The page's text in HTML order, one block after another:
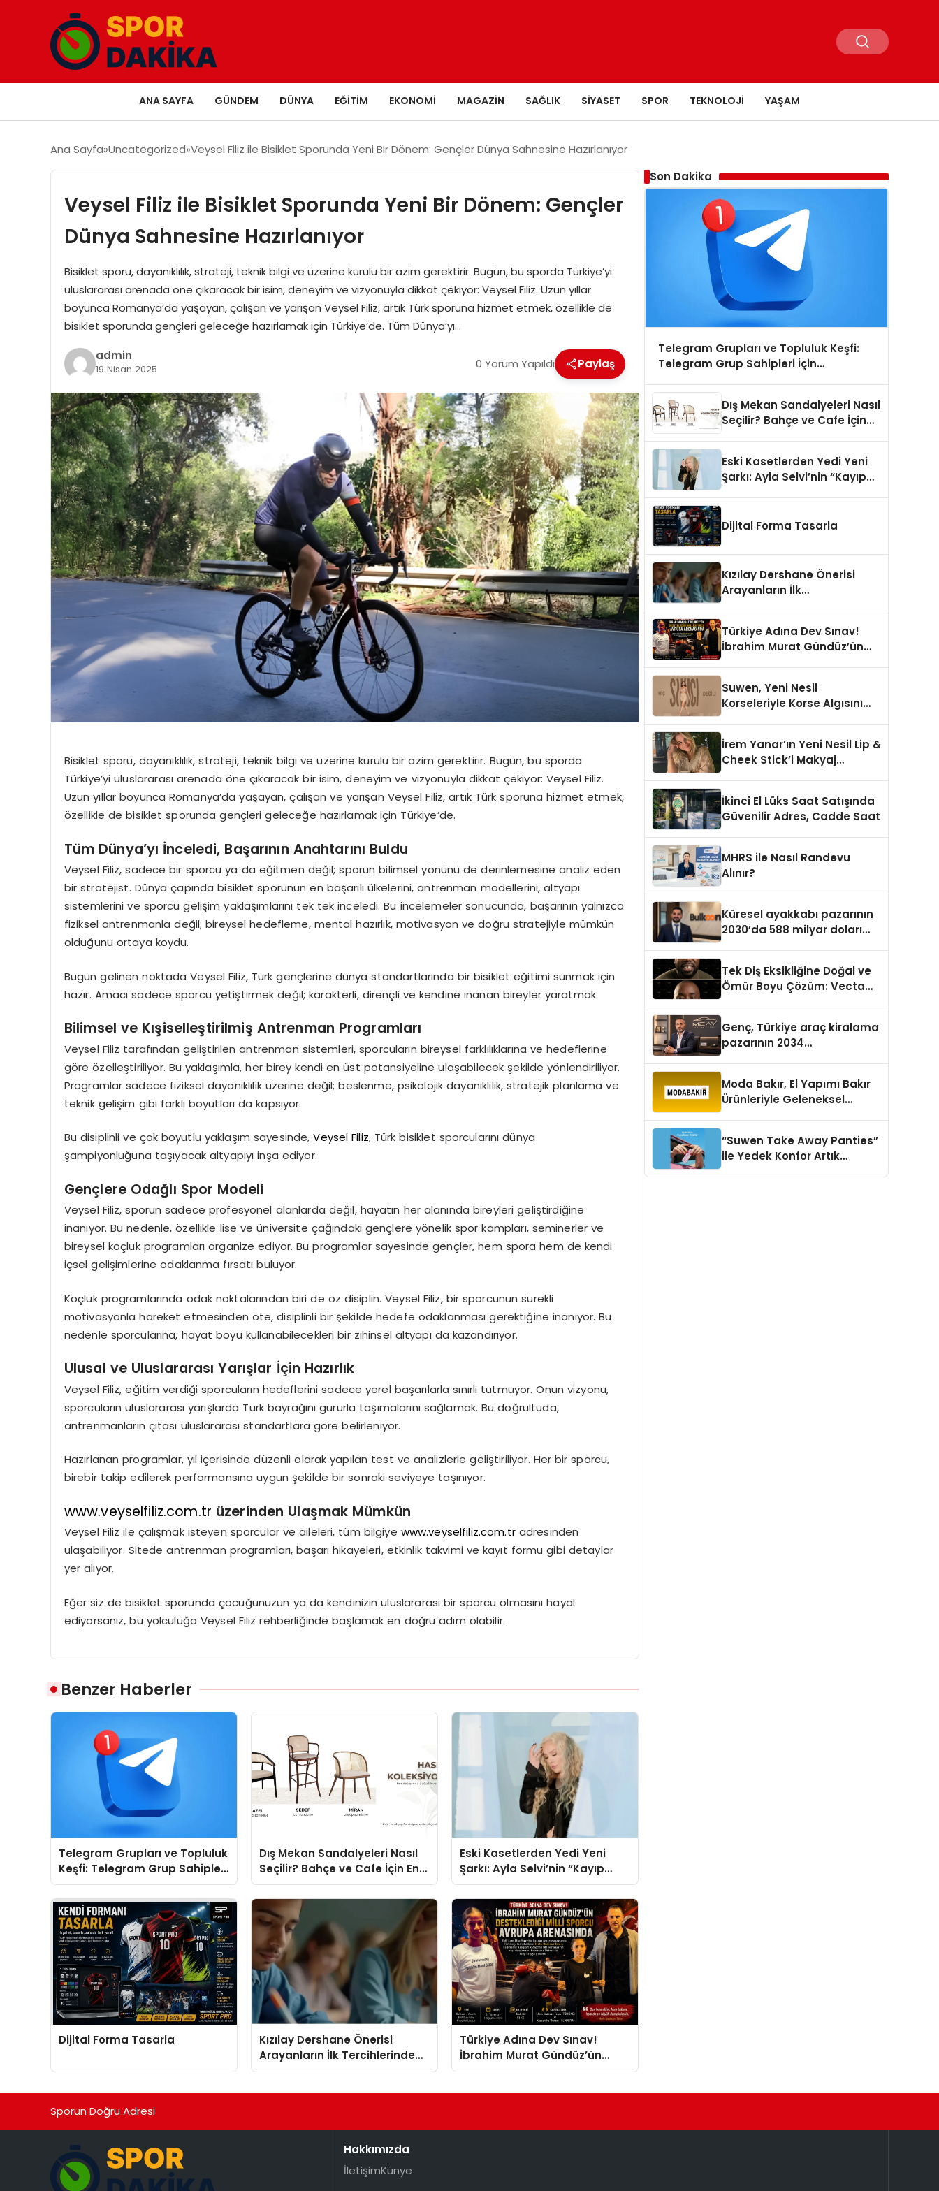
ANA SAYFA GÜNDEM DÜNYA EĞITIM EKONOMI MAGAZIN SAĞLIK SIYASET SPOR TEKNOLOJI YAŞAM
Ana Sayfa Uncategorized Veysel Filiz ile Bisiklet Sporunda Yeni Bir Dönem: Gençler Dünya Sahnesine Hazırlanıyor
Veysel Filiz ile Bisiklet Sporunda Yeni Bir Dönem: Gençler
Dünya Sahnesine Hazırlanıyor
Bisiklet sporu, dayanıklılık, strateji, teknik bilgi ve üzerine kurulu bir azim gerektirir. Bugün, bu sporda Türkiye’yi
uluslararası arenada öne çıkaracak bir isim, deneyim ve vizyonuyla dikkat çekiyor: Veysel Filiz. Uzun yıllar
boyunca Romanya’da yaşayan, çalışan ve yarışan Veysel Filiz, artık Türk sporuna hizmet etmek, özellikle de
bisiklet sporunda gençleri geleceğe hazırlamak için Türkiye’de. Tüm Dünya’yı…
admin
19 Nisan 2025 0 Yorum Yapıldı Paylaş
Bisiklet sporu, dayanıklılık, strateji, teknik bilgi ve üzerine kurulu bir azim gerektirir. Bugün, bu sporda
Türkiye’yi uluslararası arenada öne çıkaracak bir isim, deneyim ve vizyonuyla dikkat çekiyor: Veysel Filiz.
Uzun yıllar boyunca Romanya’da yaşayan, çalışan ve yarışan Veysel Filiz, artık Türk sporuna hizmet etmek,
özellikle de bisiklet sporunda gençleri geleceğe hazırlamak için Türkiye’de.
Tüm Dünya’yı İnceledi, Başarının Anahtarını Buldu
Veysel Filiz, sadece bir sporcu ya da eğitmen değil; sporun bilimsel yönünü de derinlemesine analiz eden
bir stratejist. Dünya çapında bisiklet sporunun en başarılı ülkelerini, antrenman modellerini, altyapı
sistemlerini ve sporcu gelişim yaklaşımlarını tek tek inceledi. Bu incelemeler sonucunda, başarının yalnızca
fiziksel antrenmanla değil; bireysel hedefleme, mental hazırlık, motivasyon ve doğru stratejiyle mümkün
olduğunu ortaya koydu.
Bugün gelinen noktadaVeysel Filiz, Türk gençlerine dünya standartlarında bir bisiklet eğitimi sunmak için
hazır. Amacı sadece sporcu yetiştirmek değil; karakterli, dirençli ve kendine inanan bireyler yaratmak.
Bilimsel ve Kışiselleştirilmiş Antrenman Programları
Veysel Filiz tarafından geliştirilen antrenman sistemleri, sporcuların bireysel farklılıklarına ve hedeflerine
göre özelleştiriliyor. Bu yaklaşımla, her birey kendi en üst potansiyeline ulaşabilecek şekilde yönlendiriliyor.
Programlar sadece fiziksel dayanıklılık üzerine değil; beslenme, psikolojik dayanıklılık, stratejik planlama ve
teknik gelişim gibi farklı boyutları da kapsıyor.
Bu disiplinli ve çok boyutlu yaklaşım sayesinde,Veysel Filiz, Türk bisiklet sporcularınıdünya
şampiyonluğuna taşıyacak altyapıyı inşa ediyor.
Gençlere Odağlı Spor Modeli
Veysel Filiz, sporun sadece profesyonel alanlarda değil, hayatın her alanında bireyleri geliştirdiğine
inanıyor. Bu nedenle, özellikle lise ve üniversite çağındaki gençlere yönelik spor kampları, seminerler ve
bireysel koçluk programları organize ediyor. Bu programlar sayesinde gençler, hem spora hem de kendi
içsel gelişimlerine odaklanma fırsatı buluyor.
Koçluk programlarında odak noktalarından biri de öz disiplin.Veysel Filiz, bir sporcunun sürekli
motivasyonla hareket etmesinden öte, disiplinli bir şekilde hedefe odaklanması gerektiğine inanıyor. Bu
nedenle sporcularına, hayat boyu kullanabilecekleri bir zihinsel altyapı da kazandırıyor.
Ulusal ve Uluslararası Yarışlar İçin Hazırlık
Veysel Filiz, eğitim verdiği sporcuların hedeflerini sadece yerel başarılarla sınırlı tutmuyor. Onun vizyonu,
sporcularınuluslararası yarışlarda Türk bayrağını gururla taşımalarını sağlamak. Bu doğrultuda,
antrenmanların çıtası uluslararası standartlara göre belirleniyor.
Hazırlanan programlar, yıl içerisinde düzenli olarak yapılan test ve analizlerle geliştiriliyor. Her bir sporcu,
birebir takip edilerek performansına uygun şekilde bir sonraki seviyeye taşınıyor.
www.veyselfiliz.com.tr üzerinden Ulaşmak Mümkün
Veysel Filiz ile çalışmak isteyen sporcular ve aileleri, tüm bilgiye www.veyselfiliz.com.tradresinden
ulaşabiliyor. Sitede antrenman programları, başarı hikayeleri, etkinlik takvimi ve kayıt formu gibi detaylar
yer alıyor.
Eğer siz de bisiklet sporunda çocuğunuzun ya da kendinizin uluslararası bir sporcu olmasını hayal
ediyorsanız, bu yolculuğa Veysel Filiz rehberliğinde başlamak en doğru adım olabilir.
Benzer Haberler
Telegram Grupları ve Topluluk
Keşfi: Telegram Grup Sahipleri
İçin Görünürlük Fırsatı
Dış Mekan Sandalyeleri Nasıl
Seçilir? Bahçe ve Cafe İçin En
Doğru Modeller
Eski Kasetlerden Yedi Yeni
Şarkı: Ayla Selvi’nin “Kayıp
Kasetler 1” Albümü 31
Temmuz’da Çıktı
Dijital Forma Tasarla
Kızılay Dershane Önerisi
Arayanların İlk Tercihlerinden
Biri
Türkiye Adına Dev Sınav!
İbrahim Murat Gündüz’ün
Desteklediği Milli Sporcu
Son Dakika
Telegram Grupları ve Topluluk Keşfi:
Telegram Grup Sahipleri İçin
Dış Mekan Sandalyeleri Nasıl
Seçilir? Bahçe ve Cafe İçin
Eski Kasetlerden Yedi Yeni
Şarkı: Ayla Selvi’nin “Kayıp
Dijital Forma Tasarla
Kızılay Dershane Önerisi
Arayanların İlk
Türkiye Adına Dev Sınav!
İbrahim Murat Gündüz’ün
Suwen, Yeni Nesil
Korseleriyle Korse Algısını
İrem Yanar’ın Yeni Nesil Lip &
Cheek Stick’i Makyaj
İkinci El Lüks Saat Satışında
Güvenilir Adres, Cadde Saat
MHRS ile Nasıl Randevu
Alınır?
Küresel ayakkabı pazarının
2030’da 588 milyar doları
Tek Diş Eksikliğine Doğal ve
Ömür Boyu Çözüm: Vecta
Genç, Türkiye araç kiralama
pazarının 2034
Moda Bakır, El Yapımı Bakır
Ürünleriyle Geleneksel
“Suwen Take Away Panties”
ile Yedek Konfor Artık
Sporun Doğru Adresi
Hakkımızda
İletişimKünye